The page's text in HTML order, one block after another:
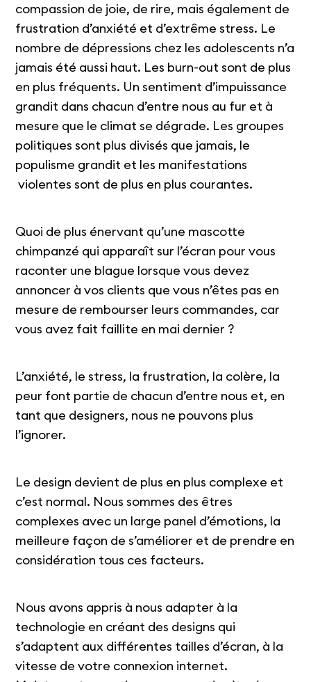
compassion de joie, de rire, mais également de
frustration d’anxiété et d’extrême stress. Le
nombre de dépressions chez les adolescents n’a
jamais été aussi haut. Les burn-out sont de plus
en plus fréquents. Un sentiment d’impuissance
grandit dans chacun d’entre nous au fur et à
mesure que le climat se dégrade. Les groupes
politiques sont plus divisés que jamais, le
populisme grandit et les manifestations
violentes sont de plus en plus courantes.
Quoi de plus énervant qu’une mascotte
chimpanzé qui apparaît sur l’écran pour vous
raconter une blague lorsque vous devez
annoncer à vos clients que vous n’êtes pas en
mesure de rembourser leurs commandes, car
vous avez fait faillite en mai dernier ?
L’anxiété, le stress, la frustration, la colère, la
peur font partie de chacun d’entre nous et, en
tant que designers, nous ne pouvons plus
l’ignorer.
Le design devient de plus en plus complexe et
c’est normal. Nous sommes des êtres
complexes avec un large panel d’émotions, la
meilleure façon de s’améliorer et de prendre en
considération tous ces facteurs.
Nous avons appris à nous adapter à la
technologie en créant des designs qui
s’adaptent aux différentes tailles d’écran, à la
vitesse de votre connexion internet.